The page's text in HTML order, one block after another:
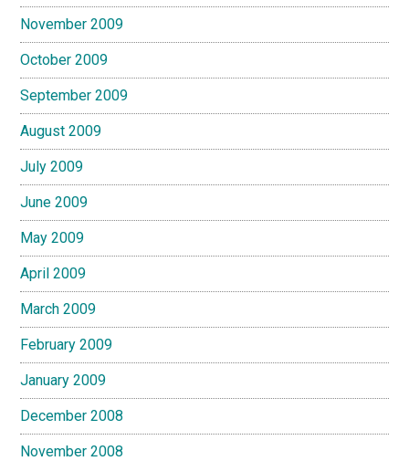
November 2009
October 2009
September 2009
August 2009
July 2009
June 2009
May 2009
April 2009
March 2009
February 2009
January 2009
December 2008
November 2008